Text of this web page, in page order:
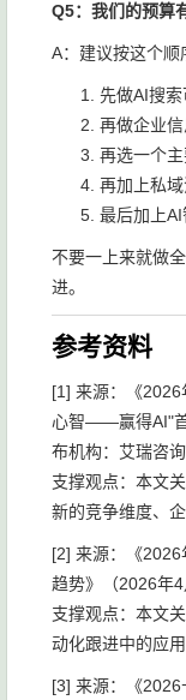
Q5：我们的预算
A：建议按这个顺
先做AI搜
再做企业
再选一个
再加上私域
最后加上
不要一上来就做
进。
参考资料
[1] 来源：《2026
心智——赢得AI"
布机构：艾瑞咨询
支撑观点：本文
新的竞争维度、
[2] 来源：《
趋势》（2026年4
支撑观点：本文
动化跟进中的应用
[3] 来源：《2026